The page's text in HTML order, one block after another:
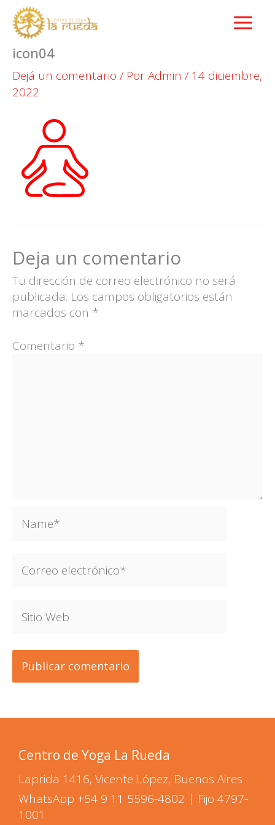
contenido
icon04
Dejá un comentario / PorAdmin / 14 diciembre,
2022
Deja un comentario
Tu dirección de correo electrónico no será
publicada. Los campos obligatorios están
marcados con *
Comentario *
electrónico*
Web
Centro de Yoga La Rueda
Laprida 1416, Vicente López, Buenos Aires
WhatsApp +54 9 11 5596-4802 | Fijo 4797-
1001